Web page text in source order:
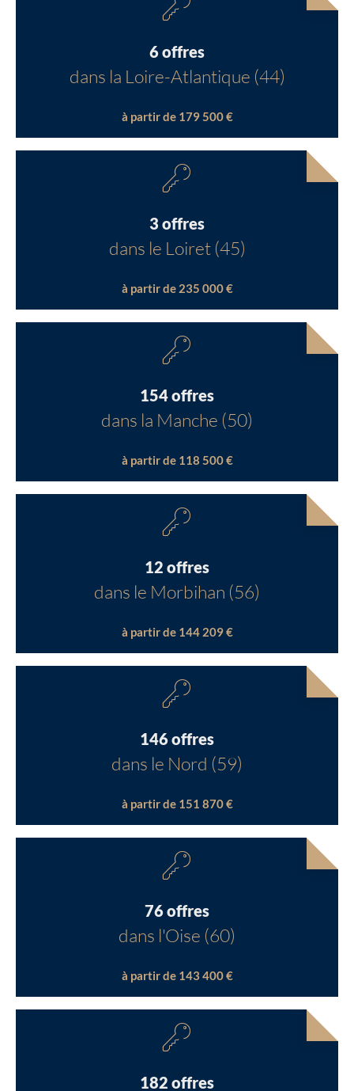
6 offres
dans la Loire-Atlantique (44)
à partir de 179 500 €
3 offres
dans le Loiret (45)
à partir de 235 000 €
154 offres
dans la Manche (50)
à partir de 118 500 €
12 offres
dans le Morbihan (56)
à partir de 144 209 €
146 offres
dans le Nord (59)
à partir de 151 870 €
76 offres
dans l'Oise (60)
à partir de 143 400 €
182 offres